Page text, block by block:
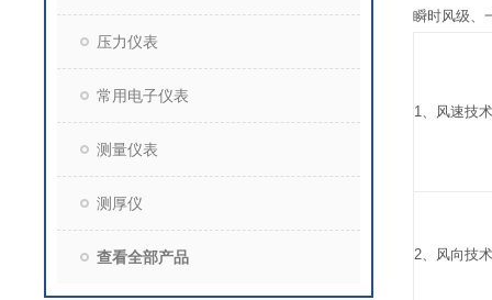
压力仪表
常用电子仪表
测量仪表
测厚仪
查看全部产品
瞬时风级、
1、风速技
2、风向技